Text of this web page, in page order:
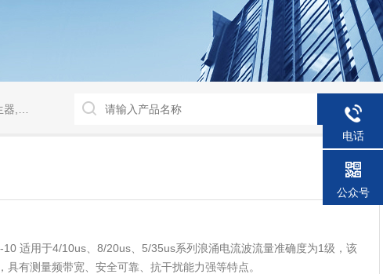
载
有测量频带宽、安全可靠、抗干扰能力强等特点。
电话
公众号